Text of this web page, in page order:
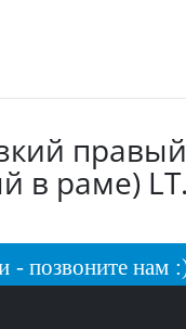
в раме)
- позвоните нам